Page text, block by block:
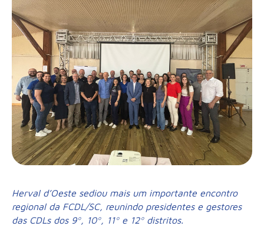
Herval d’Oeste sediou mais um importante encontro
regional da FCDL/SC, reunindo presidentes e gestores
das CDLs dos 9º, 10º, 11º e 12º distritos.